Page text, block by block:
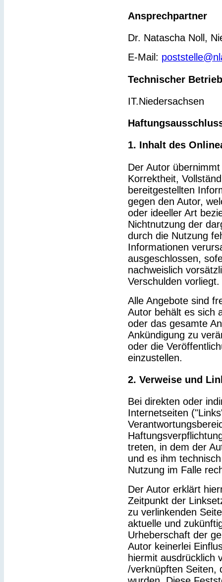
Ansprechpartner
Dr. Natascha Noll,
E-Mail:
Technischer Betrieb
IT.Niedersachsen
1. Inhalt des
Der Autor
Korrektheit,
bereitgestellten
gegen den Autor,
oder ideeller Art
Nichtnutzung der
durch die Nutzung
Informationen
ausgeschlossen,
nachweislich
Verschulden vorliegt.
Alle Angebote sind
Autor behält es sich
oder das gesamte
Ankündigung zu
oder die
einzustellen.
2. Verweise und
Bei direkten oder
Internetseiten
treten, in dem der
und es ihm
Nutzung im Falle
Der Autor erklärt
Zeitpunkt der
zu verlinkenden
aktuelle und
Urheberschaft der
Autor keinerlei
hiermit ausdrücklich
/verknüpften Seiten,